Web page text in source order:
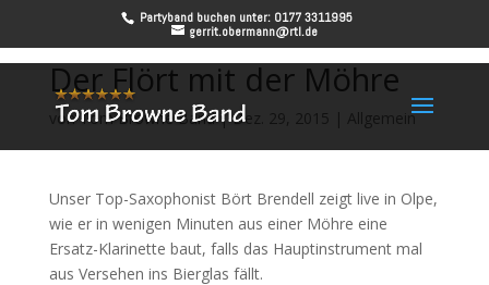
Partyband buchen unter: 0177 3311995
gerrit.obermann@rtl.de
Der Flört mit der Möhre
vonTom Browne Band|Dez. 29, 2015 | Allgemein
Unser Top-Saxophonist Bört Brendell zeigt live in Olpe,
wie er in wenigen Minuten aus einer Möhre eine
Ersatz-Klarinette baut, falls das Hauptinstrument mal
aus Versehen ins Bierglas fällt.